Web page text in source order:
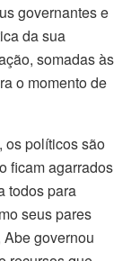
governantes e
da sua
somadas às
o momento de
os políticos são
ficam agarrados
todos para
seus pares
governou